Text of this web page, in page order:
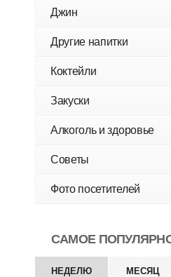
Джин
Другие напитки
Коктейли
Закуски
Алкоголь и здоровье
Советы
Фото посетителей
САМОЕ
НЕДЕЛЮ МЕСЯЦ